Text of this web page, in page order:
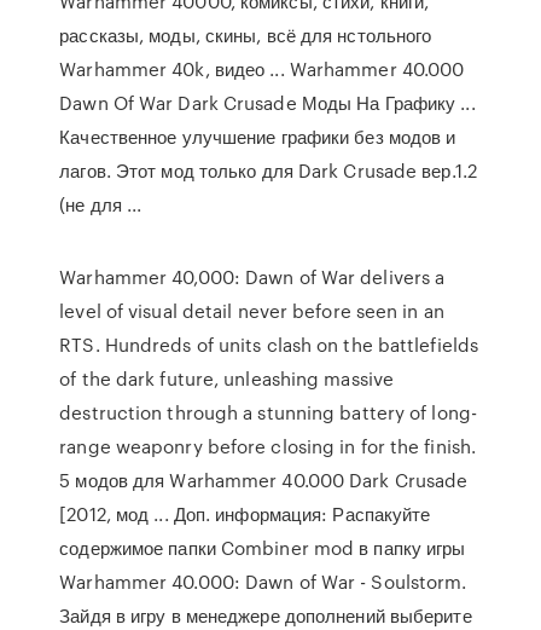
рассказы, моды, скины, всё для нстольного
Warhammer 40k, видео ... Warhammer 40.000
Dawn Of War Dark Crusade Моды На Графику ...
Качественное улучшение графики без модов и
лагов. Этот мод только для Dark Crusade вер.1.2
(не для ...
Warhammer 40,000: Dawn of War delivers a
level of visual detail never before seen in an
RTS. Hundreds of units clash on the battlefields
of the dark future, unleashing massive
destruction through a stunning battery of long-
range weaponry before closing in for the finish.
5 модов для Warhammer 40.000 Dark Crusade
[2012, мод ... Доп. информация: Распакуйте
содержимое папки Combiner mod в папку игры
Warhammer 40.000: Dawn of War - Soulstorm.
Зайдя в игру в менеджере дополнений выберите